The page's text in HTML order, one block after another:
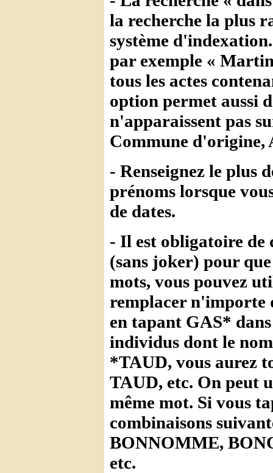
la recherche la plus
système
par exemple «
tous les actes
option permet aussi
n'apparaissent pas
Commune d'origine,
- Renseignez le plus
prénoms lorsque
de dates.
- Il est obligatoire de
(sans joker) pour
mots, vous pouvez
remplacer n'importe
en tapant GAS*
individus dont le
*TAUD, vous aurez
TAUD, etc. On peut
même mot. Si vous
combinaisons
BONNOMME,
etc.